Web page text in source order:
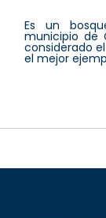
Es un
municipio de
considerado
el mejor